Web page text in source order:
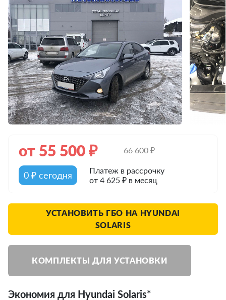
от 55 500₽ 66 600₽
0 ₽ сегодня
Платеж в рассрочку
от 4 625 ₽ в месяц
УСТАНОВИТЬ ГБО НА HYUNDAI
SOLARIS
КОМПЛЕКТЫ ДЛЯ УСТАНОВКИ
Экономия для Hyundai Solaris*